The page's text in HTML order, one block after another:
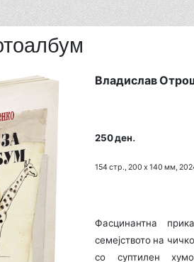
Владислав
250 ден.
154 стр., 200 х 140 мм,
Фасцинантна
семејството на
со суптилен